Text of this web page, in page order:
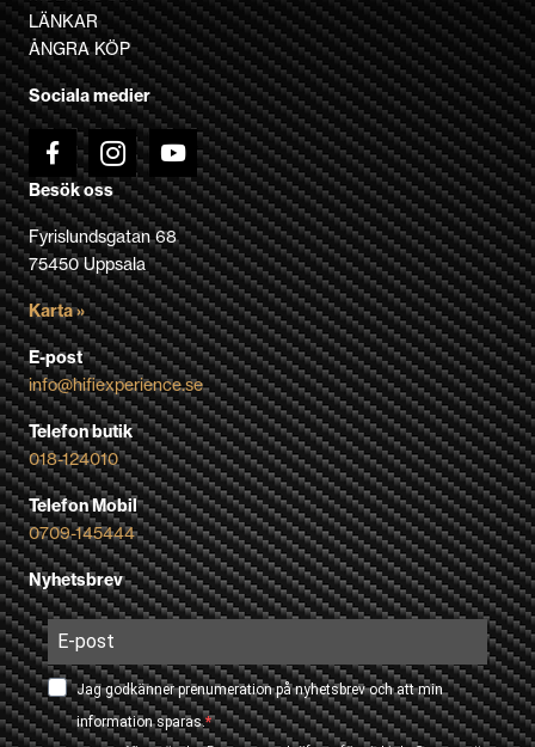
kan
väljas
på
produktsidan
LÄNKAR
ÅNGRA KÖP
Sociala medier
Besök oss
Fyrislundsgatan 68
75450 Uppsala
Karta »
E-post
info@hifiexperience.se
Telefon butik
018-124010
Telefon Mobil
0709-145444
Nyhetsbrev
Jag godkänner prenumeration på nyhetsbrev och att min
information sparas.